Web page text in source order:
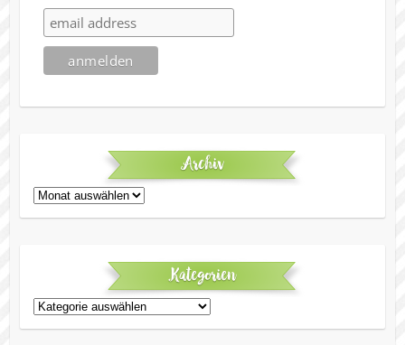
Archiv
Archiv
Kategorien
Kategorien